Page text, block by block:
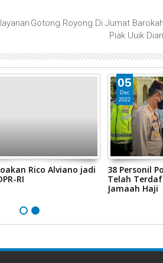
Gotong Royong Di Jumat
Piak Uuik
Rico Alviano jadi
RI
05
Dec
2022
38 Personil
Telah
Jamaah Haji